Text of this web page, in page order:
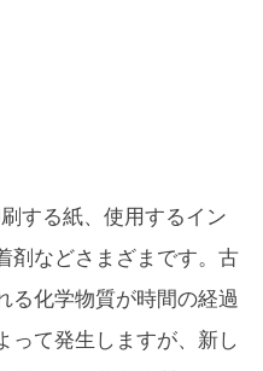
する紙、使用するイン
剤などさまざまです。古
る化学物質が時間の経過
って発生しますが、新し